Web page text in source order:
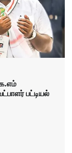
பட்டியல்